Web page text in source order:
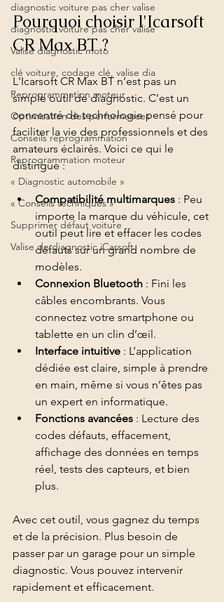
diagnostic voiture pas cher valise
diagnostic voiture pas cher valise
Valise diagnostic moto
clé voiture, codage clé, valise dia
Reprogrammation moteur
Optimisation des performances
Conseils reprogrammation
Reprogrammation moteur
« Diagnostic automobile »
« Conseils techniques »
Supprimer défaut voiture
Valise de diagnostic iCarsoft
Pourquoi choisir l'Icarsoft
CR Max BT ?
L'Icarsoft CR Max BT n’est pas un
simple outil de diagnostic. C’est un
concentré de technologie pensé pour
faciliter la vie des professionnels et des
amateurs éclairés. Voici ce qui le
distingue :
Compatibilité multimarques : Peu
importe la marque du véhicule, cet
outil peut lire et effacer les codes
défauts sur un grand nombre de
modèles.
Connexion Bluetooth : Fini les
câbles encombrants. Vous
connectez votre smartphone ou
tablette en un clin d’œil.
Interface intuitive : L’application
dédiée est claire, simple à prendre
en main, même si vous n’êtes pas
un expert en informatique.
Fonctions avancées : Lecture des
codes défauts, effacement,
affichage des données en temps
réel, tests des capteurs, et bien
plus.
Avec cet outil, vous gagnez du temps
et de la précision. Plus besoin de
passer par un garage pour un simple
diagnostic. Vous pouvez intervenir
rapidement et efficacement.